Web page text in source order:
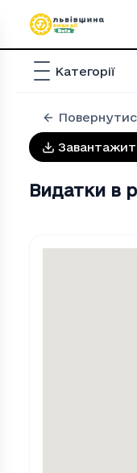
Категорії
Видатки в